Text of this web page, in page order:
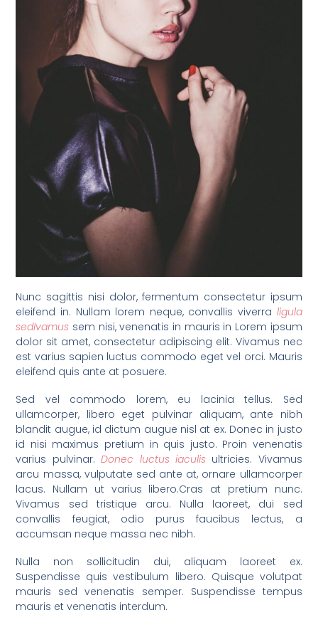
Nunc sagittis nisi dolor, fermentum consectetur ipsum
eleifend in. Nullam lorem neque, convallis viverra ligula
sedIvamus sem nisi, venenatis in mauris in Lorem ipsum
dolor sit amet, consectetur adipiscing elit. Vivamus nec
est varius sapien luctus commodo eget vel orci. Mauris
eleifend quis ante at posuere.
Sed vel commodo lorem, eu lacinia tellus. Sed
ullamcorper, libero eget pulvinar aliquam, ante nibh
blandit augue, id dictum augue nisl at ex. Donec in justo
id nisi maximus pretium in quis justo. Proin venenatis
varius pulvinar.Donec luctus iaculis ultricies. Vivamus
arcu massa, vulputate sed ante at, ornare ullamcorper
lacus. Nullam ut varius libero.Cras at pretium nunc.
Vivamus sed tristique arcu. Nulla laoreet, dui sed
convallis feugiat, odio purus faucibus lectus, a
accumsan neque massa nec nibh.
Nulla non sollicitudin dui, aliquam laoreet ex.
Suspendisse quis vestibulum libero. Quisque volutpat
mauris sed venenatis semper. Suspendisse tempus
mauris et venenatis interdum.